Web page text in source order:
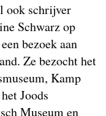
ook schrijver
Schwarz op
bezoek aan
Ze bezocht het
Kamp
Joods
Museum en